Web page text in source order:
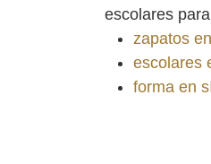
escolares
zapatos
escolares
forma en